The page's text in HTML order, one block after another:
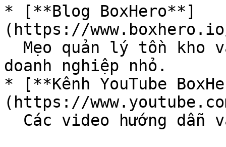
* [**Blog BoxHero**]
(https://
doanh nghiệp nhỏ.
* [**Kênh YouTube
(https://